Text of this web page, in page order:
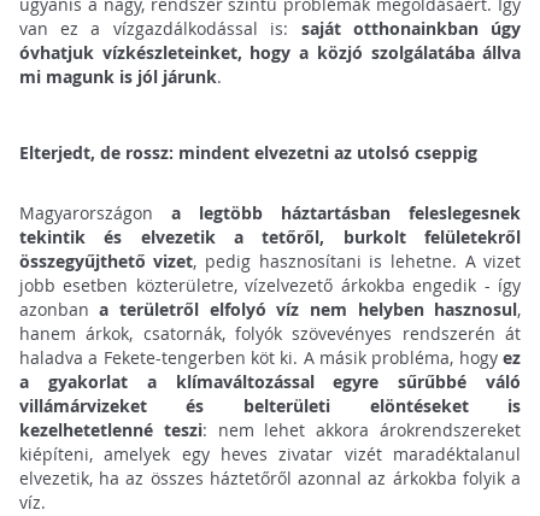
ugyanis a nagy, rendszer szintű problémák megoldásáért. Így
van ez a vízgazdálkodással is: saját otthonainkban úgy
óvhatjuk vízkészleteinket, hogy a közjó szolgálatába állva
mi magunk is jól járunk.
Elterjedt, de rossz: mindent elvezetni az utolsó cseppig
Magyarországon a legtöbb háztartásban feleslegesnek
tekintik és elvezetik a tetőről, burkolt felületekről
összegyűjthető vizet, pedig hasznosítani is lehetne. A vizet
jobb esetben közterületre, vízelvezető árkokba engedik - így
azonbana területről elfolyó víz nem helyben hasznosul,
hanem árkok, csatornák, folyók szövevényes rendszerén át
haladva a Fekete-tengerben köt ki. A másik probléma, hogyez
a gyakorlat a klímaváltozással egyre sűrűbbé váló
villámárvizeket és belterületi elöntéseket is
kezelhetetlenné teszi: nem lehet akkora árokrendszereket
kiépíteni, amelyek egy heves zivatar vizét maradéktalanul
elvezetik, ha az összes háztetőről azonnal az árkokba folyik a
víz.